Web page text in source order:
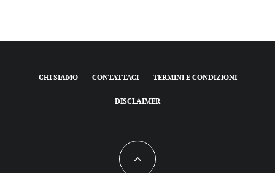
CHI SIAMO CONTATTACI TERMINI E CONDIZIONI
DISCLAIMER